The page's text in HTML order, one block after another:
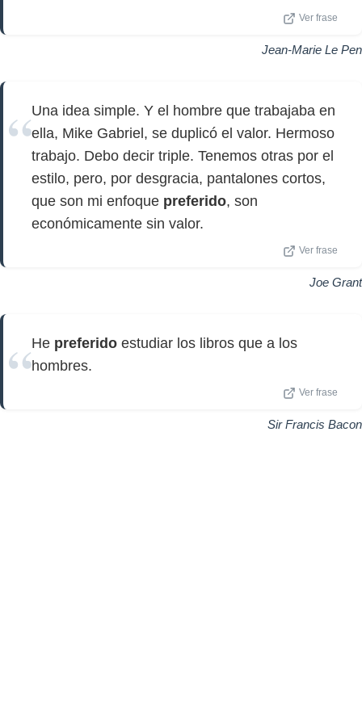
Ver frase
Jean-Marie Le Pen
Una idea simple. Y el hombre que trabajaba en
ella, Mike Gabriel, se duplicó el valor. Hermoso
trabajo. Debo decir triple. Tenemos otras por el
estilo, pero, por desgracia, pantalones cortos,
que son mi enfoque preferido, son
económicamente sin valor.
Ver frase
Joe Grant
He preferido estudiar los libros que a los
hombres.
Ver frase
Sir Francis Bacon